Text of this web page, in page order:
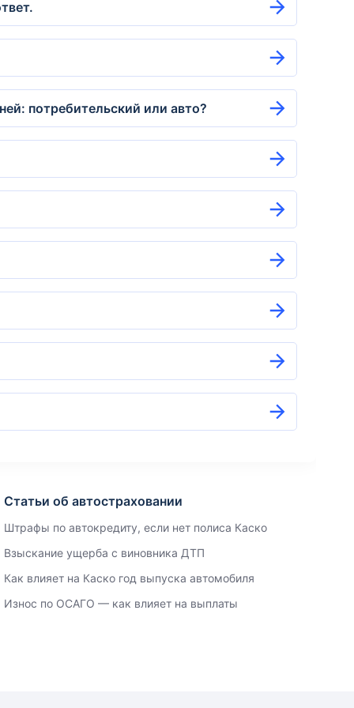
потребительский или авто?
Статьи об автостраховании
Штрафы по автокредиту, если нет полиса Каско
Взыскание ущерба с виновника ДТП
Как влияет на Каско год выпуска автомобиля
Износ по ОСАГО — как влияет на выплаты